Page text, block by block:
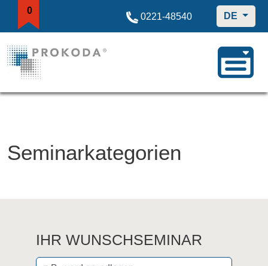
0
0221-48540 DE
Seminarkategorien
IHR WUNSCHSEMINAR